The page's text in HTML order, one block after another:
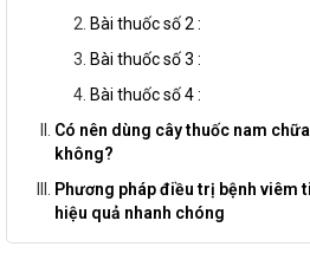
Bài thuốc số 2 :
Bài thuốc số 3 :
Bài thuốc số 4 :
Có nên dùng cây thuốc nam
không?
Phương pháp điều trị bệnh viêm
hiệu quả nhanh chóng